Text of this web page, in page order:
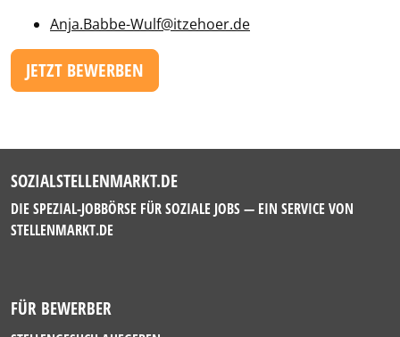
Anja.Babbe-Wulf@itzehoer.de
JETZT BEWERBEN
SOZIALSTELLENMARKT.DE
DIE SPEZIAL-JOBBÖRSE FÜR SOZIALE JOBS — EIN SERVICE VON
STELLENMARKT.DE
FÜR BEWERBER